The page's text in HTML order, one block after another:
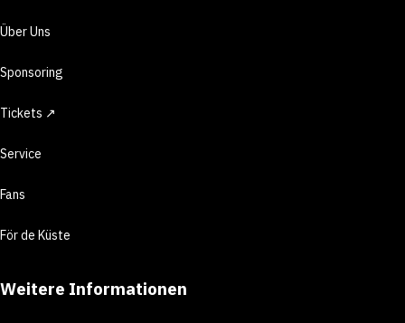
Über Uns
Sponsoring
Tickets ↗
Service
Fans
För de Küste
Weitere Informationen